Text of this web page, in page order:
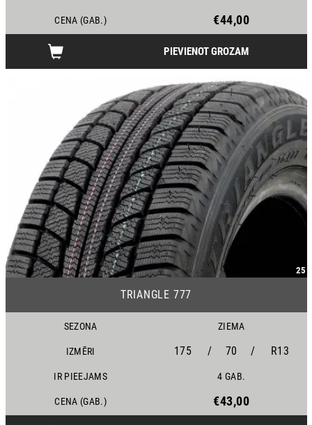
CENA (GAB.) €44,00
PIEVIENOT GROZAM
25
TRIANGLE 777
SEZONA ZIEMA
IZMĒRI 175 / 70 / R13
IR PIEEJAMS 4 GAB.
CENA (GAB.) €43,00